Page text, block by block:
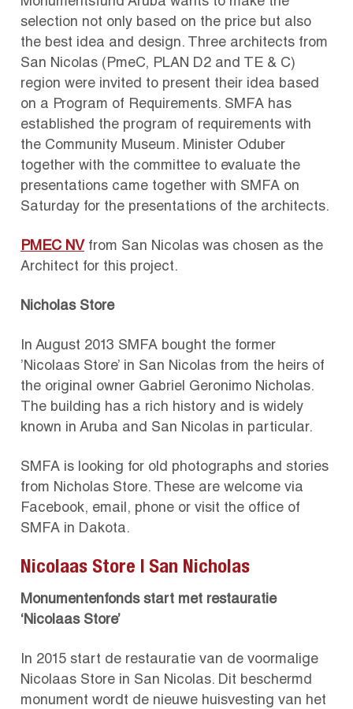
selection not only based on the price but also
the best idea and design. Three architects from
San Nicolas (PmeC, PLAN D2 and TE & C)
region were invited to present their idea based
on a Program of Requirements. SMFA has
established the program of requirements with
the Community Museum. Minister Oduber
together with the committee to evaluate the
presentations came together with SMFA on
Saturday for the presentations of the architects.
PMEC NV from San Nicolas was chosen as the
Architect for this project.
Nicholas Store
In August 2013 SMFA bought the former
’Nicolaas Store’ in San Nicolas from the heirs of
the original owner Gabriel Geronimo Nicholas.
The building has a rich history and is widely
known in Aruba and San Nicolas in particular.
SMFA is looking for old photographs and stories
from Nicholas Store. These are welcome via
Facebook, email, phone or visit the office of
SMFA in Dakota.
Nicolaas Store | San Nicholas
Monumentenfonds start met restauratie
‘Nicolaas Store’
In 2015 start de restauratie van de voormalige
Nicolaas Store in San Nicolas. Dit beschermd
monument wordt de nieuwe huisvesting van het